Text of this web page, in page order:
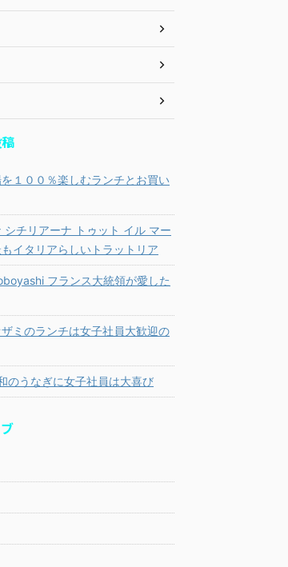
１００％楽しむランチとお買い
シチリアーナ トゥット イル マー
イタリアらしいトラットリア
フランス大統領が愛した
ミのランチは女子社員大歓迎の
のうなぎに女子社員は大喜び